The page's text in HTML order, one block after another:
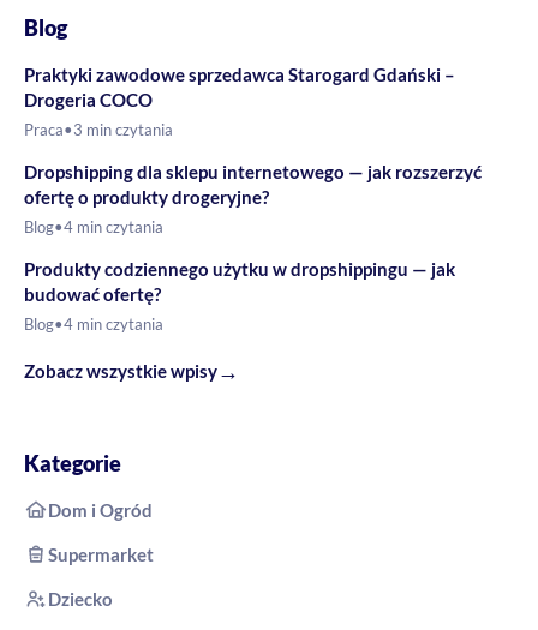
Blog
Praktyki zawodowe sprzedawca Starogard Gdański –
Drogeria COCO
Praca•3 min czytania
Dropshipping dla sklepu internetowego — jak rozszerzyć
ofertę o produkty drogeryjne?
Blog•4 min czytania
Produkty codziennego użytku w dropshippingu — jak
budować ofertę?
Blog•4 min czytania
Zobacz wszystkie wpisy→
Kategorie
Dom i Ogród
Supermarket
Dziecko